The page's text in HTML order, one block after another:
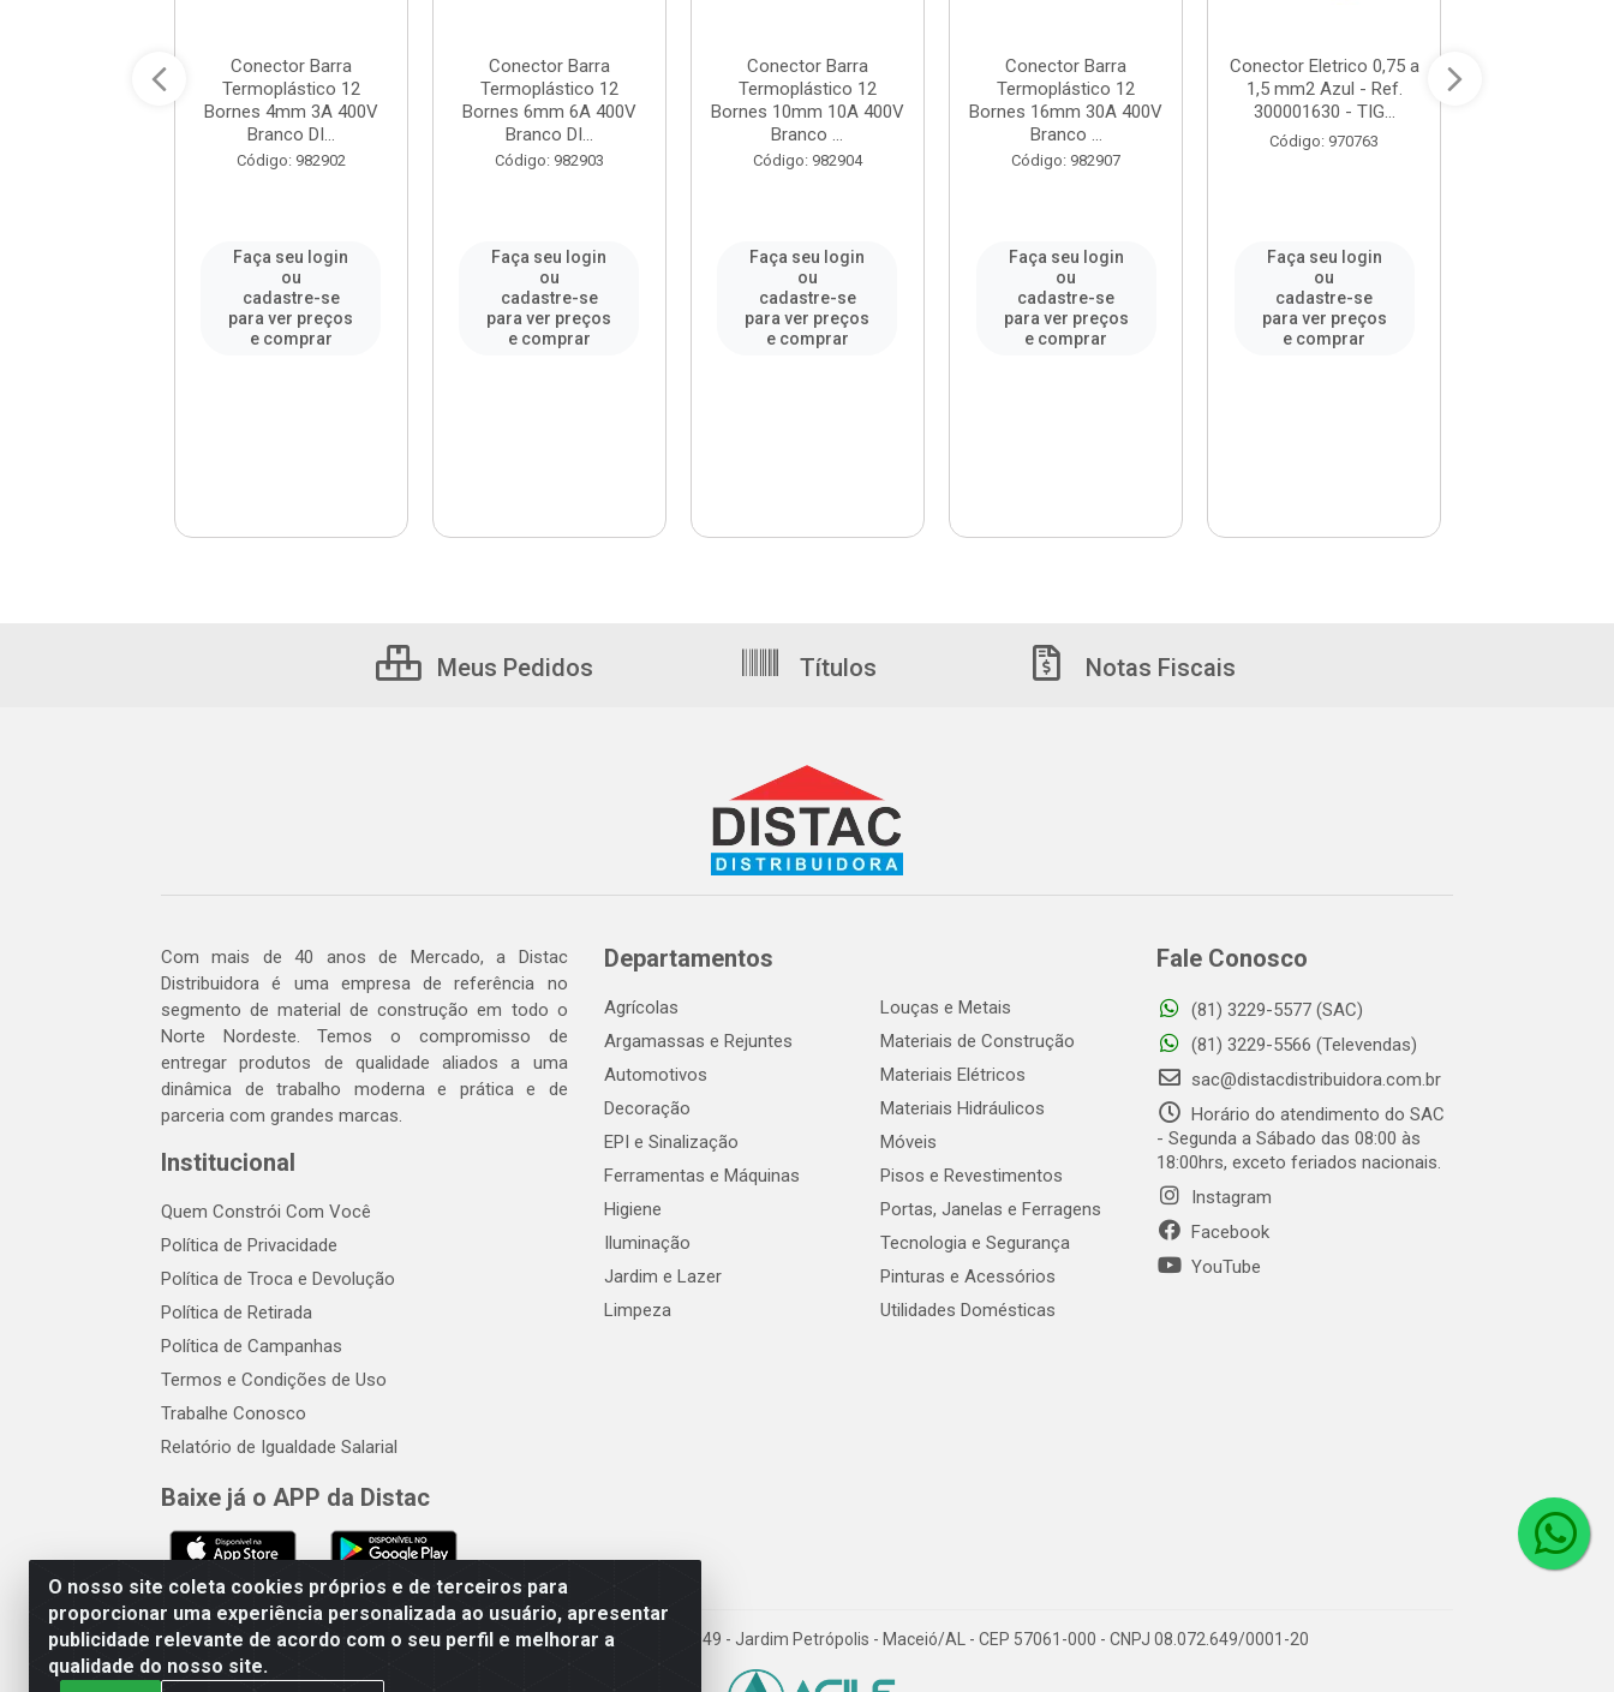
Conector Barra
Termoplástico 12
Bornes 4mm 3A 400V
Branco DI...
Código: 982902
Faça seu login
ou
cadastre-se
para ver preços
e comprar
Conector Barra
Termoplástico 12
Bornes 6mm 6A 400V
Branco DI...
Código: 982903
Faça seu login
ou
cadastre-se
para ver preços
e comprar
Conector Barra
Termoplástico 12
Bornes 10mm 10A 400V
Branco ...
Código: 982904
Faça seu login
ou
cadastre-se
para ver preços
e comprar
Conector Barra
Termoplástico 12
Bornes 16mm 30A 400V
Branco ...
Código: 982907
Faça seu login
ou
cadastre-se
para ver preços
e comprar
Conector Eletrico 0,75 a
1,5 mm2 Azul - Ref.
300001630 - TIG...
Código: 970763
Faça seu login
ou
cadastre-se
para ver preços
e comprar
O nosso site coleta cookies próprios e de terceiros para
proporcionar uma experiência personalizada ao usuário, apresentar
publicidade relevante de acordo com o seu perfil e melhorar a
qualidade do nosso site.
Meus Pedidos Títulos Notas Fiscais
Com mais de 40 anos de Mercado, a Distac
Distribuidora é uma empresa de referência no
segmento de material de construção em todo o
Norte Nordeste. Temos o compromisso de
entregar produtos de qualidade aliados a uma
dinâmica de trabalho moderna e prática e de
parceria com grandes marcas.
Institucional
Quem Constrói Com Você
Política de Privacidade
Política de Troca e Devolução
Política de Retirada
Política de Campanhas
Termos e Condições de Uso
Trabalhe Conosco
Relatório de Igualdade Salarial
Baixe já o APP da Distac
Departamentos
Agrícolas
Argamassas e Rejuntes
Automotivos
Decoração
EPI e Sinalização
Ferramentas e Máquinas
Higiene
Iluminação
Jardim e Lazer
Limpeza
Louças e Metais
Materiais de Construção
Materiais Elétricos
Materiais Hidráulicos
Móveis
Pisos e Revestimentos
Portas, Janelas e Ferragens
Tecnologia e Segurança
Pinturas e Acessórios
Utilidades Domésticas
Fale Conosco
(81) 3229-5577 (SAC)
(81) 3229-5566 (Televendas)
sac@distacdistribuidora.com.br
Horário do atendimento do SAC
- Segunda a Sábado das 08:00 às
18:00hrs, exceto feriados nacionais.
Instagram
Facebook
YouTube
Distac Distribuidora - Av. Durval de Góes Monteiro, 7049 - Jardim Petrópolis - Maceió/AL - CEP 57061-000 - CNPJ 08.072.649/0001-20